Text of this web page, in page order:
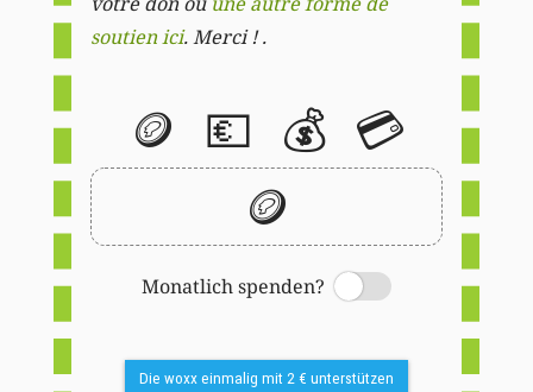
soutien ici. Merci ! .
🪙 💶 💰 💳
🪙
Monatlich spenden?
Switch
Die woxx einmalig mit 2 € unterstützen